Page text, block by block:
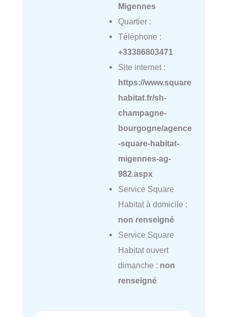
Migennes
Quartier :
Téléphone :
+33386803471
Site internet :
https://www.square
habitat.fr/sh-
champagne-
bourgogne/agence
-square-habitat-
migennes-ag-
982.aspx
Service Square
Habitat à domicile :
non renseigné
Service Square
Habitat ouvert
dimanche : non
renseigné